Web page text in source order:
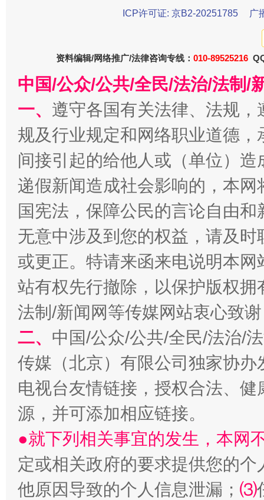
今
习近平的博鳌关键词
魏明
“刷贴”乱象丛生
ICP许可证: 京B2-20251785
广
资料编辑/网络推广/法律咨询专线： 010-89525216
中国/公众/公共/全民/法治/法制/
一、 遵守各国有关法律、法规
规及行业规定和网络职业道德
间接引起的给他人或（单位）
递假新闻造成社会影响的，本
国宪法，保障公民的言论自由
无意中涉及到您的权益，请及
或更正。特请来函来电说明本
站有权先行撤除，以保护版权
法制/新闻网等传媒网站衷心致
二、 中国/公众/公共/全民/法治/
传媒（北京）有限公司独家协
电视台友情链接，授权合法、
源，并可添加相应链接。
●就下列相关事宜的发生，本网
定或相关政府的要求提供您的个
他原因导致的个人信息泄漏； ⑶